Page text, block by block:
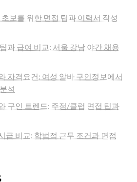
보를 위한 면접 팁과 이력서 작성
과 급여 비교: 서울 강남 야간 채용
자격요건: 여성 알바 구인정보에서
석
구인 트렌드: 주점/클럽 면접 팁과
급 비교: 합법적 근무 조건과 면접